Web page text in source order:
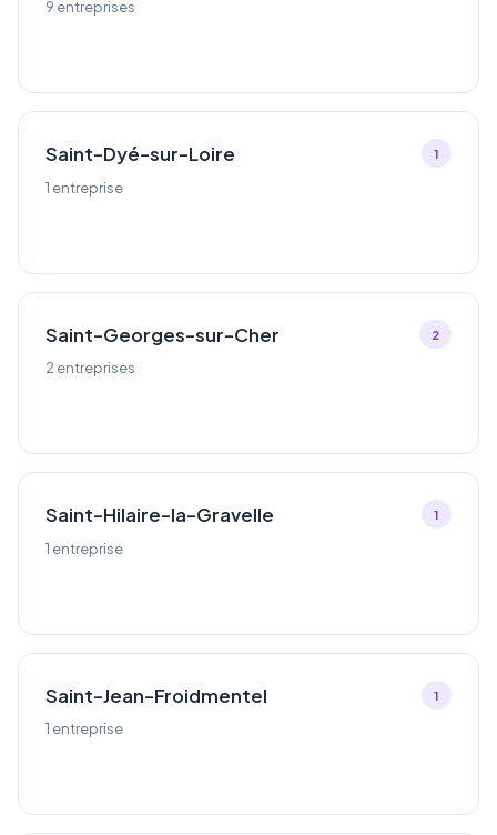
9 entreprises
Saint-Dyé-sur-Loire
1 entreprise
1
Saint-Georges-sur-Cher
2 entreprises
2
Saint-Hilaire-la-Gravelle
1 entreprise
1
Saint-Jean-Froidmentel
1 entreprise
1